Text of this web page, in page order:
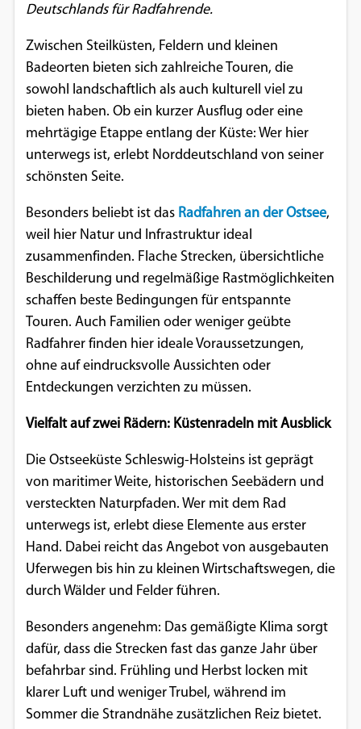
Deutschlands für Radfahrende.
Zwischen Steilküsten, Feldern und kleinen
Badeorten bieten sich zahlreiche Touren, die
sowohl landschaftlich als auch kulturell viel zu
bieten haben. Ob ein kurzer Ausflug oder eine
mehrtägige Etappe entlang der Küste: Wer hier
unterwegs ist, erlebt Norddeutschland von seiner
schönsten Seite.
Besonders beliebt ist das Radfahren an der Ostsee,
weil hier Natur und Infrastruktur ideal
zusammenfinden. Flache Strecken, übersichtliche
Beschilderung und regelmäßige Rastmöglichkeiten
schaffen beste Bedingungen für entspannte
Touren. Auch Familien oder weniger geübte
Radfahrer finden hier ideale Voraussetzungen,
ohne auf eindrucksvolle Aussichten oder
Entdeckungen verzichten zu müssen.
Vielfalt auf zwei Rädern: Küstenradeln mit Ausblick
Die Ostseeküste Schleswig-Holsteins ist geprägt
von maritimer Weite, historischen Seebädern und
versteckten Naturpfaden. Wer mit dem Rad
unterwegs ist, erlebt diese Elemente aus erster
Hand. Dabei reicht das Angebot von ausgebauten
Uferwegen bis hin zu kleinen Wirtschaftswegen, die
durch Wälder und Felder führen.
Besonders angenehm: Das gemäßigte Klima sorgt
dafür, dass die Strecken fast das ganze Jahr über
befahrbar sind. Frühling und Herbst locken mit
klarer Luft und weniger Trubel, während im
Sommer die Strandnähe zusätzlichen Reiz bietet.
einwandfreie Funktion der Website
Einverständnis-Cookie
Name:
cookie_consent
Zweck:
Dieser Cookie speichert die ausgewählten
Einverständnis-Optionen des Benutzers
Cookie Laufzeit:
1 Jahr
EXTERNE MEDIEN
Um Inhalte von Videoplattformen und
können, werden von diesen externen
Medien Cookies gesetzt.
YouTube
Vimeo
Google Maps
Google